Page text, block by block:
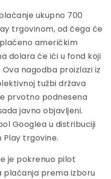
ukupno 700
trgovinom, od čega će
američkim
dolara će ići u fond koji
nagodba proizlazi iz
tužbi država
prvotno podnesena
javno objavljeni.
Googlea u distribuciji
trgovine.
je pokrenuo pilot
prema izboru